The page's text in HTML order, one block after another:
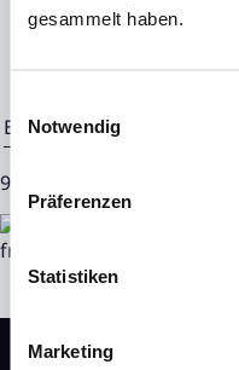
gesammelt haben.
Notwendig
Präferenzen
Statistiken
Marketing
Ende der Mitteilung
92627 21.06.2024 CET/CEST